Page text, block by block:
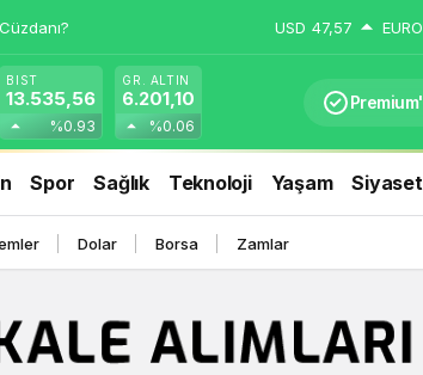
USD 47,57 EURO
BIST
13.535,56
%0.93
GR. ALTIN
6.201,10
%0.06
Spor Sağlık Teknoloji Yaşam Siyaset
Dolar Borsa Zamlar